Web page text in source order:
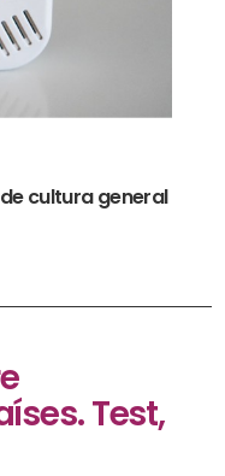
cultura general
Test,